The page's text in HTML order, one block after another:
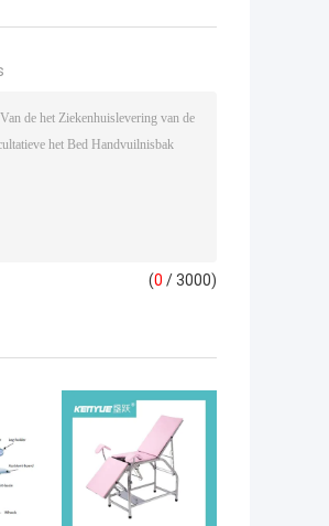
(0 / 3000)